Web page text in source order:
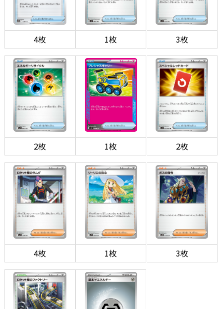
4枚 1枚 3枚
2枚 1枚 2枚
4枚 1枚 3枚